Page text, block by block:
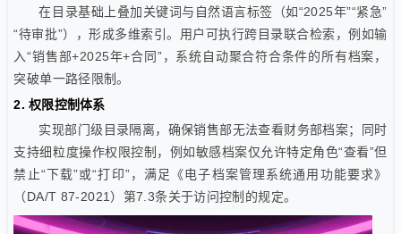
在目录基础上叠加关键词与自然语言标签（如“2025年”“紧急”
“待审批”），形成多维索引。用户可执行跨目录联合检索，例如输
入“销售部+2025年+合同”，系统自动聚合符合条件的所有档案，
突破单一路径限制。
2. 权限控制体系
实现部门级目录隔离，确保销售部无法查看财务部档案；同时
支持细粒度操作权限控制，例如敏感档案仅允许特定角色“查看”但
禁止“下载”或“打印”，满足《电子档案管理系统通用功能要求》
（DA/T 87-2021）第7.3条关于访问控制的规定。